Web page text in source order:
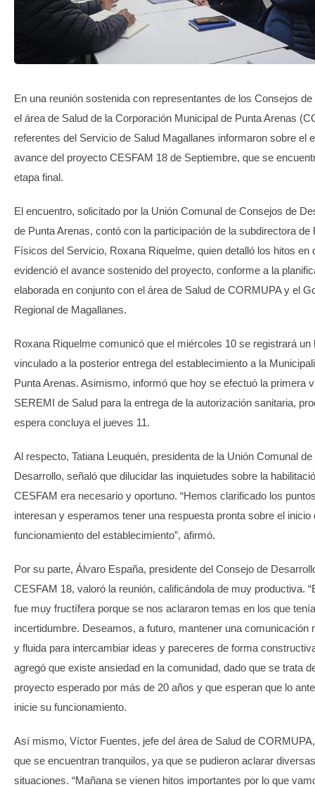
TRANSPARENCIA
En una reunión sostenida con representantes de los Consejos
el área de Salud de la Corporación Municipal de Punta Arenas
referentes del Servicio de Salud Magallanes informaron sobre el
avance del proyecto CESFAM 18 de Septiembre, que se
etapa final.
El encuentro, solicitado por la Unión Comunal de Consejos de
de Punta Arenas, contó con la participación de la subdirectora de
Físicos del Servicio, Roxana Riquelme, quien detalló los hitos en
evidenció el avance sostenido del proyecto, conforme a la
elaborada en conjunto con el área de Salud de CORMUPA y el
Regional de Magallanes.
Roxana Riquelme comunicó que el miércoles 10 se registrará un
vinculado a la posterior entrega del establecimiento a la
Punta Arenas. Asimismo, informó que hoy se efectuó la primera
SEREMI de Salud para la entrega de la autorización sanitaria,
espera concluya el jueves 11.
Al respecto, Tatiana Leuquén, presidenta de la Unión Comunal
Desarrollo, señaló que dilucidar las inquietudes sobre la
CESFAM era necesario y oportuno. “Hemos clarificado los
interesan y esperamos tener una respuesta pronta sobre el inicio
funcionamiento del establecimiento”, afirmó.
Por su parte, Álvaro España, presidente del Consejo de
CESFAM 18, valoró la reunión, calificándola de muy productiva.
fue muy fructífera porque se nos aclararon temas en los que
incertidumbre. Deseamos, a futuro, mantener una comunicación
y fluida para intercambiar ideas y pareceres de forma
agregó que existe ansiedad en la comunidad, dado que se trata
proyecto esperado por más de 20 años y que esperan que lo
inicie su funcionamiento.
Así mismo, Víctor Fuentes, jefe del área de Salud de
que se encuentran tranquilos, ya que se pudieron aclarar diversas
situaciones. “Mañana se vienen hitos importantes por lo que